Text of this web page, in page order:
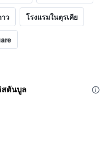
ว โรงแรมในตุรเคีย
สตันบูล